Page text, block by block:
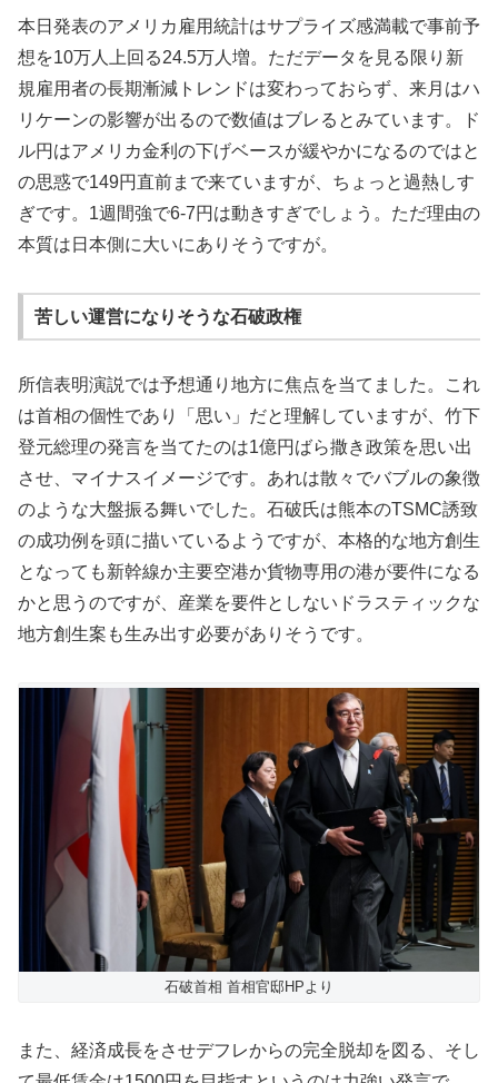
本日発表のアメリカ雇用統計はサプライズ感満載で事前予
想を10万人上回る24.5万人増。ただデータを見る限り新
規雇用者の長期漸減トレンドは変わっておらず、来月はハ
リケーンの影響が出るので数値はブレるとみています。ド
ル円はアメリカ金利の下げベースが緩やかになるのではと
の思惑で149円直前まで来ていますが、ちょっと過熱しす
ぎです。1週間強で6-7円は動きすぎでしょう。ただ理由の
本質は日本側に大いにありそうですが。
苦しい運営になりそうな石破政権
所信表明演説では予想通り地方に焦点を当てました。これ
は首相の個性であり「思い」だと理解していますが、竹下
登元総理の発言を当てたのは1億円ばら撒き政策を思い出
させ、マイナスイメージです。あれは散々でバブルの象徴
のような大盤振る舞いでした。石破氏は熊本のTSMC誘致
の成功例を頭に描いているようですが、本格的な地方創生
となっても新幹線か主要空港か貨物専用の港が要件になる
かと思うのですが、産業を要件としないドラスティックな
地方創生案も生み出す必要がありそうです。
石破首相 首相官邸HPより
また、経済成長をさせデフレからの完全脱却を図る、そし